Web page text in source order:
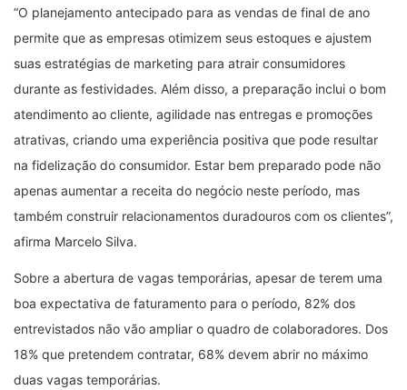
“O planejamento antecipado para as vendas de final de ano
permite que as empresas otimizem seus estoques e ajustem
suas estratégias de marketing para atrair consumidores
durante as festividades. Além disso, a preparação inclui o bom
atendimento ao cliente, agilidade nas entregas e promoções
atrativas, criando uma experiência positiva que pode resultar
na fidelização do consumidor. Estar bem preparado pode não
apenas aumentar a receita do negócio neste período, mas
também construir relacionamentos duradouros com os clientes”,
afirma Marcelo Silva.
Sobre a abertura de vagas temporárias, apesar de terem uma
boa expectativa de faturamento para o período, 82% dos
entrevistados não vão ampliar o quadro de colaboradores. Dos
18% que pretendem contratar, 68% devem abrir no máximo
duas vagas temporárias.